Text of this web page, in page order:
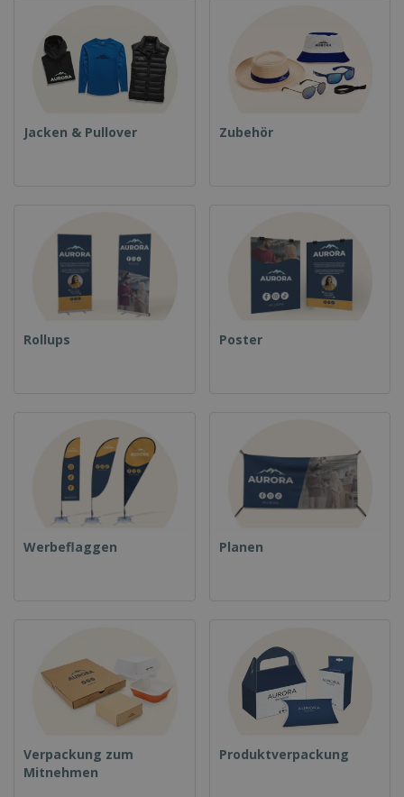
Jacken & Pullover Zubehör
Rollups Poster
Werbeflaggen Planen
Verpackung zum
Mitnehmen
Produktverpackung